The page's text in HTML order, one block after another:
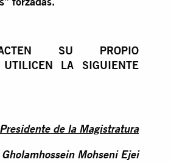
SU PROPIO
LA SIGUIENTE
Presidente de la Magistratura
Mohseni Ejei